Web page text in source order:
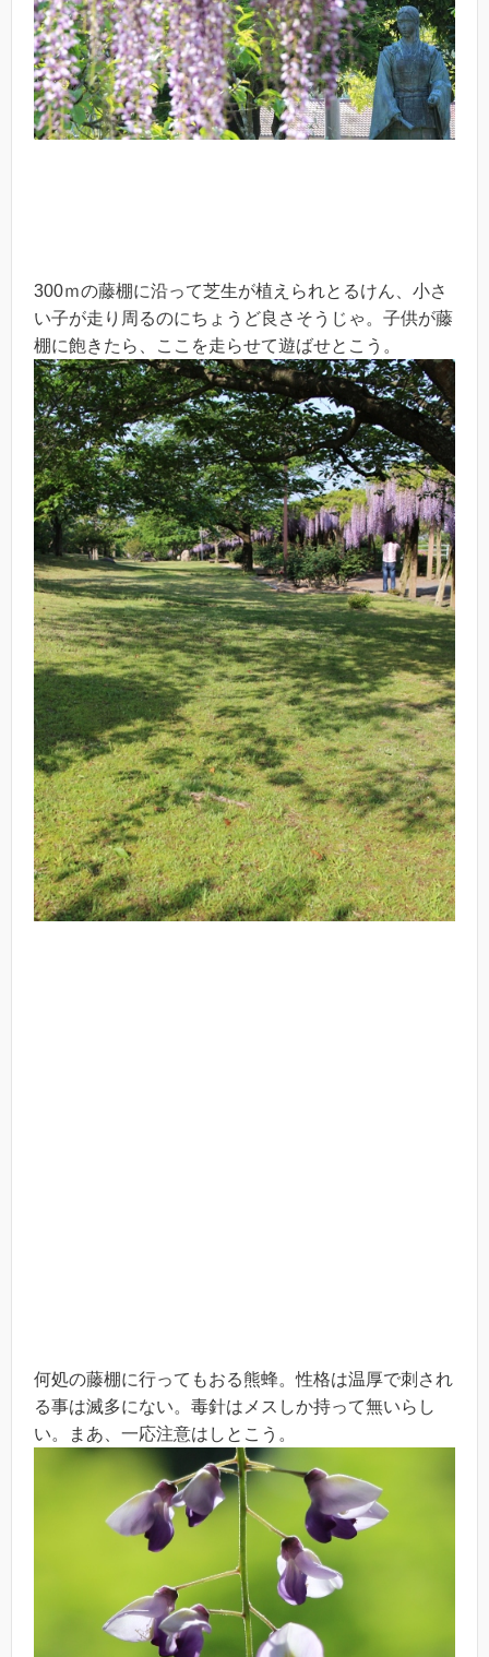
300ｍの藤棚に沿って芝生が植えられとるけん、小さ
い子が走り周るのにちょうど良さそうじゃ。子供が藤
棚に飽きたら、ここを走らせて遊ばせとこう。
何処の藤棚に行ってもおる熊蜂。性格は温厚で刺され
る事は滅多にない。毒針はメスしか持って無いらし
い。まあ、一応注意はしとこう。